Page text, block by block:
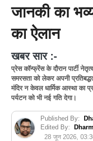
जानकी का
का ऐलान
खबर सार :-
प्रेस कॉन्फ्रेंस के दौरान पार्टी
समरसता को लेकर अपनी
मंदिर न केवल धार्मिक आस्था का
पर्यटन को भी नई गति देगा।
Published By:
Edited By:
28 जून 2026,